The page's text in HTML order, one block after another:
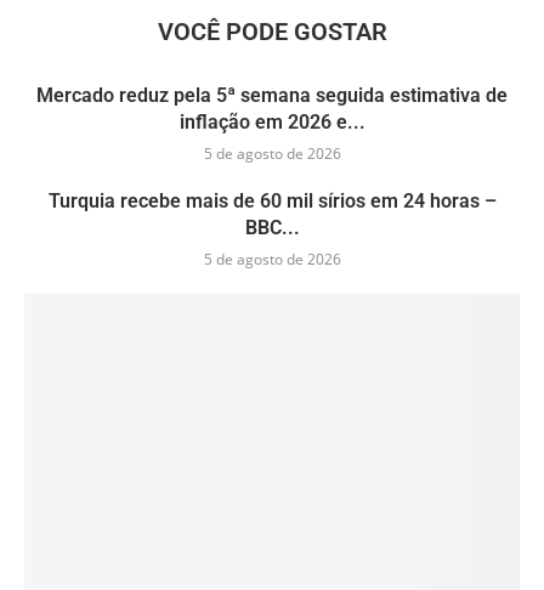
VOCÊ PODE GOSTAR
Mercado reduz pela 5ª semana seguida estimativa de
inflação em 2026 e...
5 de agosto de 2026
Turquia recebe mais de 60 mil sírios em 24 horas –
BBC...
5 de agosto de 2026